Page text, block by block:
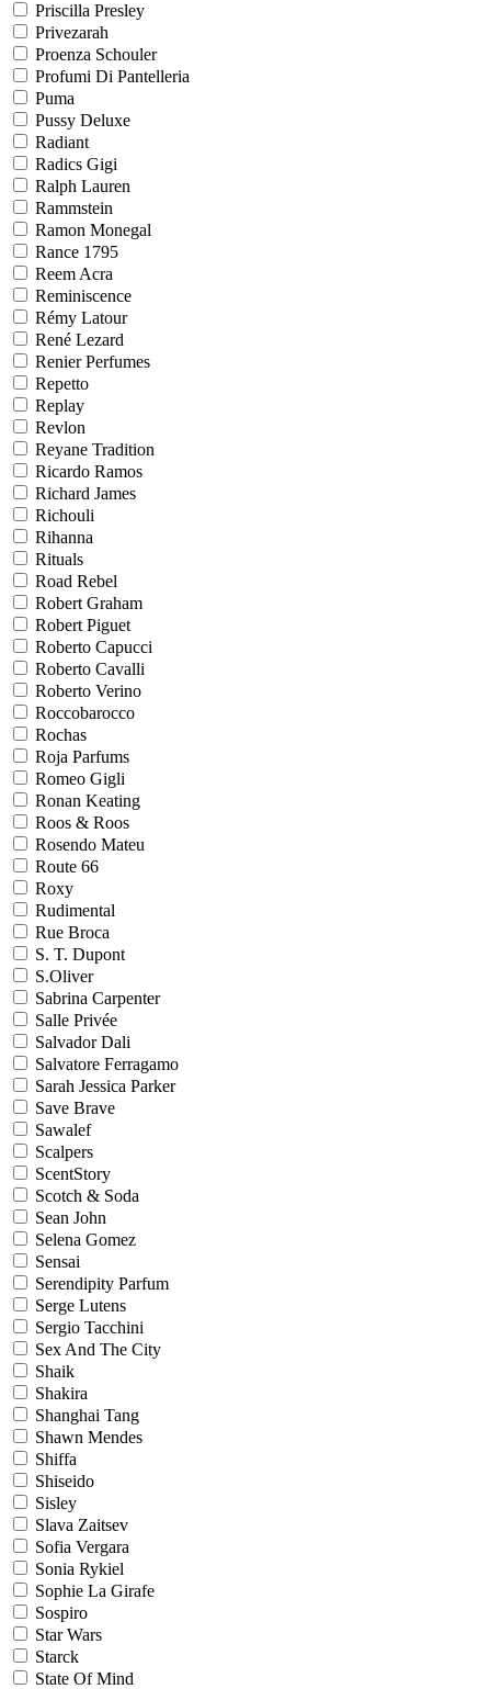
Priscilla Presley
Privezarah
Proenza Schouler
Profumi Di Pantelleria
Puma
Pussy Deluxe
Radiant
Radics Gigi
Ralph Lauren
Rammstein
Ramon Monegal
Rance 1795
Reem Acra
Reminiscence
Rémy Latour
René Lezard
Renier Perfumes
Repetto
Replay
Revlon
Reyane Tradition
Ricardo Ramos
Richard James
Richouli
Rihanna
Rituals
Road Rebel
Robert Graham
Robert Piguet
Roberto Capucci
Roberto Cavalli
Roberto Verino
Roccobarocco
Rochas
Roja Parfums
Romeo Gigli
Ronan Keating
Roos & Roos
Rosendo Mateu
Route 66
Roxy
Rudimental
Rue Broca
S. T. Dupont
S.Oliver
Sabrina Carpenter
Salle Privée
Salvador Dali
Salvatore Ferragamo
Sarah Jessica Parker
Save Brave
Sawalef
Scalpers
ScentStory
Scotch & Soda
Sean John
Selena Gomez
Sensai
Serendipity Parfum
Serge Lutens
Sergio Tacchini
Sex And The City
Shaik
Shakira
Shanghai Tang
Shawn Mendes
Shiffa
Shiseido
Sisley
Slava Zaitsev
Sofia Vergara
Sonia Rykiel
Sophie La Girafe
Sospiro
Star Wars
Starck
State Of Mind